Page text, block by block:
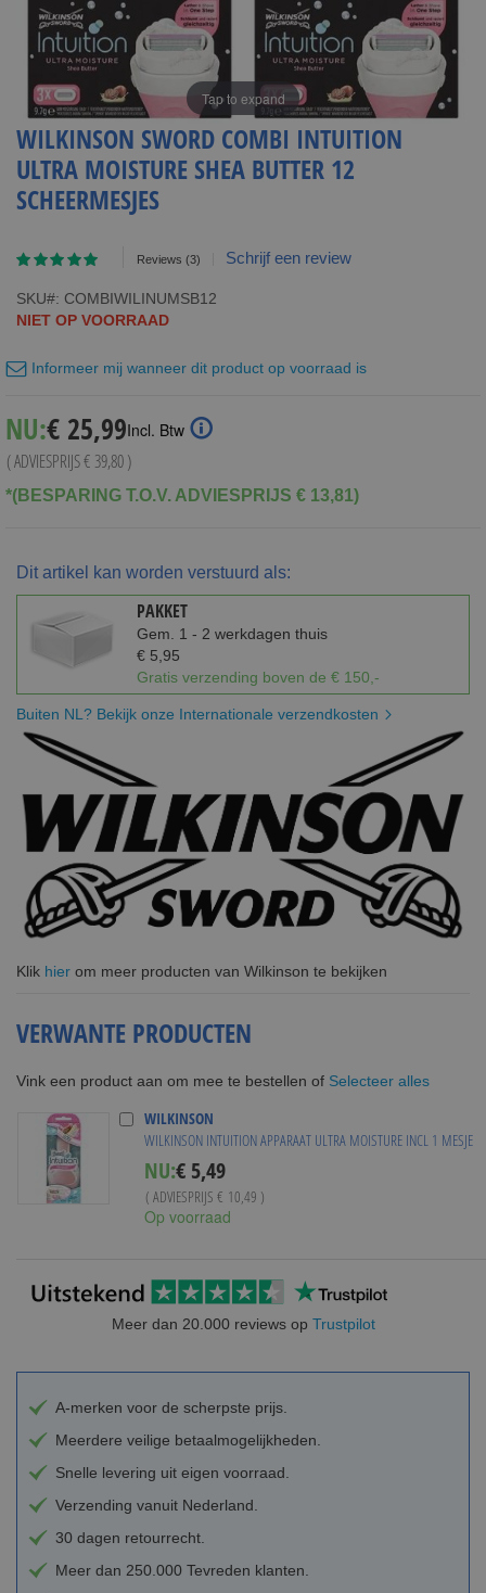
Tap to expand
WILKINSON SWORD COMBI INTUITION
ULTRA MOISTURE SHEA BUTTER 12
SCHEERMESJES
Waardering:
Reviews (3) Schrijf een review
SKU
COMBIWILINUMSB12
NIET OP VOORRAAD
Informeer mij wanneer dit product op voorraad is
NU: Special
Price
€ 25,99Incl. Btw
( ADVIESPRIJS€ 39,80)
*(BESPARING T.O.V. ADVIESPRIJS € 13,81)
Dit artikel kan worden verstuurd als:
PAKKET
Gem. 1 - 2 werkdagen thuis
€ 5,95
Gratis verzending boven de € 150,-
Buiten NL? Bekijk onze Internationale verzendkosten
Klik hier om meer producten van Wilkinson te bekijken
VERWANTE PRODUCTEN
Vink een product aan om mee te bestellen of Selecteer alles
WILKINSON
WILKINSON INTUITION APPARAAT ULTRA MOISTURE INCL 1 MESJE
NU:Special
Price
€ 5,49
( ADVIESPRIJS € 10,49 )
Op voorraad
Meer dan 20.000 reviews op Trustpilot
A-merken voor de scherpste prijs.
Meerdere veilige betaalmogelijkheden.
Snelle levering uit eigen voorraad.
Verzending vanuit Nederland.
30 dagen retourrecht.
Meer dan 250.000 Tevreden klanten.